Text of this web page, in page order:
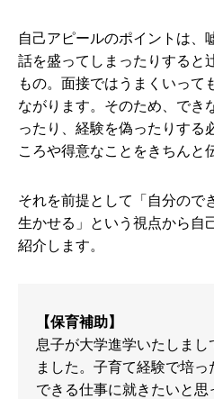
自己アピールのポイントは、
話を盛ってしまったりすると
もの。面接ではうまくいって
ながります。そのため、でき
ったり、経験を偽ったりする
ころや得意なことをきちんと
それを前提として「自分ので
生かせる」という視点から自
紹介します。
【保育補助】
息子が大学進学いたしま
ました。子育て経験で培
できる仕事に就きたいと